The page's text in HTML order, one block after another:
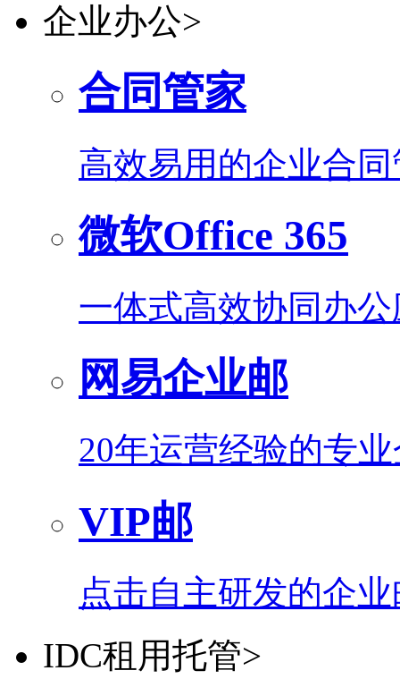
企业办公>
合同管家
高效易用的企业合
微软Office 365
一体式高效协同办
网易企业邮
20年运营经验的专
VIP邮
点击自主研发的企
IDC租用托管>